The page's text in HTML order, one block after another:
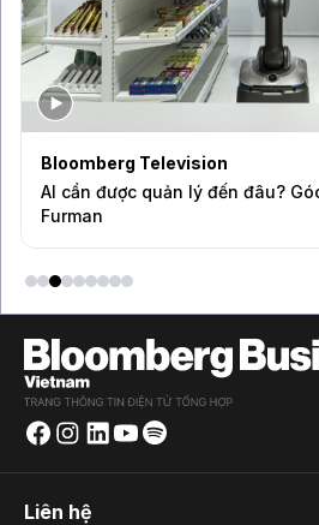
Bloomberg Television
AI cần được quản lý đến đâu?
Furman
Liên hệ